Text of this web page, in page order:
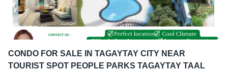
CONDO FOR SALE IN TAGAYTAY CITY NEAR
TOURIST SPOT PEOPLE PARKS TAGAYTAY TAAL